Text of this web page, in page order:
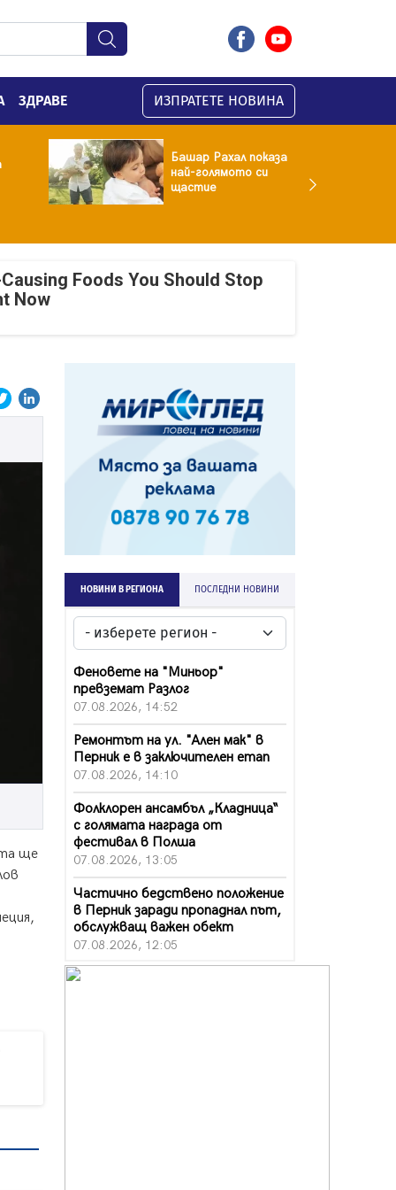
ЗДРАВЕ ИЗПРАТЕТЕ НОВИНА
Башар Рахал показа
най-голямото си
щастие
Foods You Should Stop
Now
ще
НОВИНИ В РЕГИОНА ПОСЛЕДНИ НОВИНИ
Феновете на "Миньор"
превземат Разлог
07.08.2026, 14:52
Ремонтът на ул. "Ален мак" в
Перник е в заключителен етап
07.08.2026, 14:10
Фолклорен ансамбъл „Кладница“
с голямата награда от
фестивал в Полша
07.08.2026, 13:05
Частично бедствено положение
в Перник заради пропаднал път,
обслужващ важен обект
07.08.2026, 12:05
Да отговорим на жегите с филм